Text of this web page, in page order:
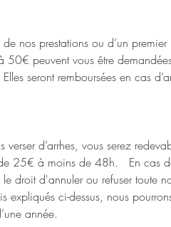
nos prestations ou d’un
peuvent vous être
seront remboursées en cas
d’arrhes, vous serez
25€ à moins de 48h. En cas
droit d'annuler ou refuser toute
expliqués ci-dessus, nous
année.